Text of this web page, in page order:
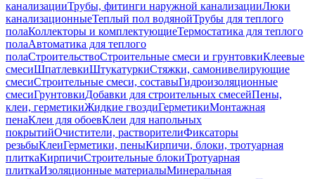
канализацииТрубы, фитинги наружной канализацииЛюки
канализационныеТеплый пол водянойТрубы для теплого
полаКоллекторы и комплектующиеТермостатика для теплого
полаАвтоматика для теплого
полаСтроительствоСтроительные смеси и грунтовкиКлеевые
смесиШпатлевкиШтукатуркиСтяжки, самонивелирующие
смесиСтроительные смеси, составыГидроизоляционные
смесиГрунтовкиДобавки для строительных смесейПены,
клеи, герметикиЖидкие гвоздиГерметикиМонтажная
пенаКлеи для обоевКлеи для напольных
покрытийОчистители, растворителиФиксаторы
резьбыКлеиГерметики, пеныКирпичи, блоки, тротуарная
плиткаКирпичиСтроительные блокиТротуарная
плиткаИзоляционные материалыМинеральная